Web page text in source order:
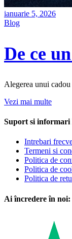
ianuarie 5, 2026
Blog
De ce
Alegerea unui
Vezi mai multe
Suport si informari
Intrebari
Termeni si
Politica de
Politica de
Politica de
Ai încredere în noi: